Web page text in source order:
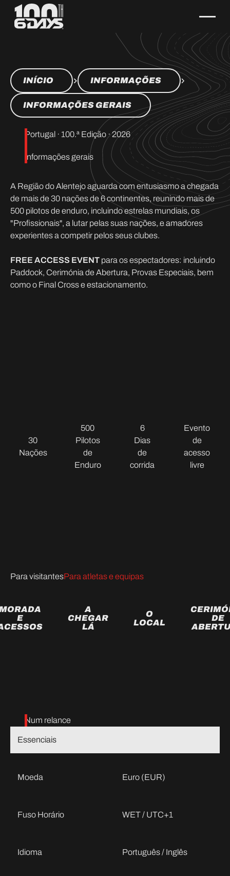
INÍCIO INFORMAÇÕES
INFORMAÇÕES GERAIS
Portugal · 100.ª Edição · 2026
Informações gerais
A Região do Alentejo aguarda com entusiasmo a chegada
de mais de 30 nações de 6 continentes, reunindo mais de
500 pilotos de enduro, incluindo estrelas mundiais, os
"Profissionais", a lutar pelas suas nações, e amadores
experientes a competir pelos seus clubes.
FREE ACCESS EVENTpara os espectadores: incluindo
Paddock, Cerimónia de Abertura, Provas Especiais, bem
como o Final Cross e estacionamento.
30
Nações
500
Pilotos
de
Enduro
6
Dias
de
corrida
Evento
de
acesso
livre
Para visitantesPara atletas e equipas
E
A
CHEGAR
LÁ
O
LOCAL
DE
Num relance
Essenciais
Moeda Euro (EUR)
Fuso Horário WET / UTC+1
Idioma Português / Inglês